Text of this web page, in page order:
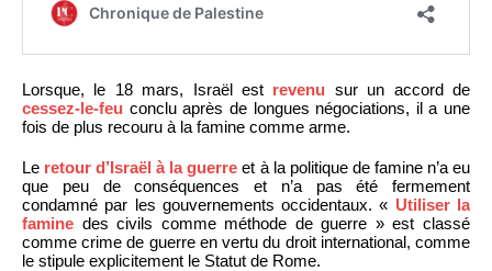
Lorsque, le 18 mars, Israël est revenu sur un accord de
cessez-le-feu conclu après de longues négociations, il a une
fois de plus recouru à la famine comme arme.
Le retour d’Israël à la guerre et à la politique de famine n’a eu
que peu de conséquences et n’a pas été fermement
condamné par les gouvernements occidentaux. « Utiliser la
famine des civils comme méthode de guerre » est classé
comme crime de guerre en vertu du droit international, comme
le stipule explicitement le Statut de Rome.